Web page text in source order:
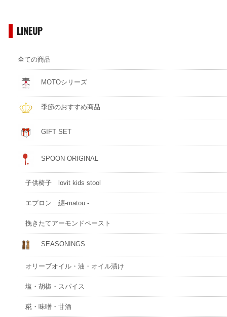
LINEUP
全ての商品
MOTOシリーズ
季節のおすすめ商品
GIFT SET
SPOON ORIGINAL
子供椅子 lovit kids stool
エプロン 纏-matou -
挽きたてアーモンドペースト
SEASONINGS
オリーブオイル・油・オイル漬け
塩・胡椒・スパイス
糀・味噌・甘酒